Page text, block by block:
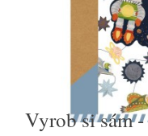
Vyrob si sám